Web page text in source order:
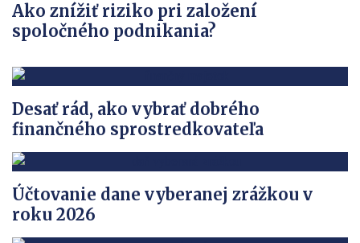
Ako znížiť riziko pri založení
spoločného podnikania?
Desať rád, ako vybrať dobrého
finančného sprostredkovateľa
Účtovanie dane vyberanej zrážkou v
roku 2026